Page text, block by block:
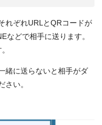
れぞれURLとQRコードが
などで相手に送ります。
緒に送らないと相手がダ
さい。